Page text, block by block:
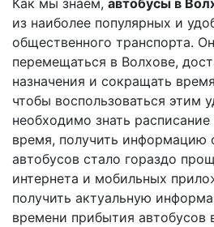
Как мы знаем, автобусы в
из наиболее популярных и
общественного транспорта.
перемещаться в Волхове,
назначения и сокращать
чтобы воспользоваться этим
необходимо знать
время, получить информацию
автобусов стало гораздо
интернета и мобильных
получить актуальную
времени прибытия автобусов